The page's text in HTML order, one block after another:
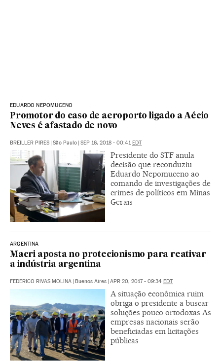
EDUARDO NEPOMUCENO
Promotor do caso de aeroporto ligado a Aécio
Neves é afastado de novo
BREILLER PIRES | São Paulo | SEP 16, 2018 - 00:41EDT
Presidente do STF anula
decisão que reconduziu
Eduardo Nepomuceno ao
comando de investigações de
crimes de políticos em Minas
Gerais
ARGENTINA
Macri aposta no protecionismo para reativar
a indústria argentina
FEDERICO RIVAS MOLINA | Buenos Aires | APR 20, 2017 - 09:34 EDT
A situação econômica ruim
obriga o presidente a buscar
soluções pouco ortodoxas As
empresas nacionais serão
beneficiadas em licitações
públicas